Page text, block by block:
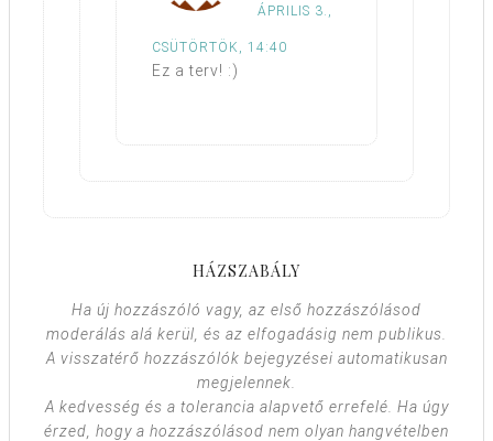
ÁPRILIS 3.,
CSÜTÖRTÖK, 14:40
Ez a terv! :)
HÁZSZABÁLY
Ha új hozzászóló vagy, az első hozzászólásod
moderálás alá kerül, és az elfogadásig nem publikus.
A visszatérő hozzászólók bejegyzései automatikusan
megjelennek.
A kedvesség és a tolerancia alapvető errefelé. Ha úgy
érzed, hogy a hozzászólásod nem olyan hangvételben